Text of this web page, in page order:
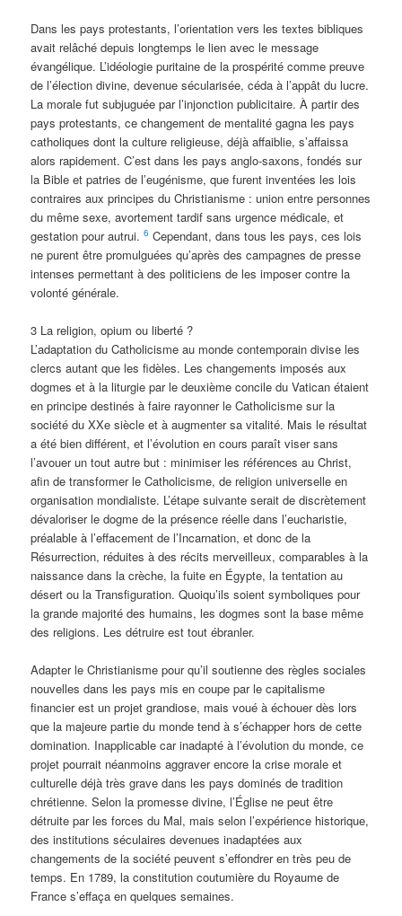
Dans les pays protestants, l’orientation vers les textes bibliques
avait relâché depuis longtemps le lien avec le message
évangélique. L’idéologie puritaine de la prospérité comme preuve
de l’élection divine, devenue sécularisée, céda à l’appât du lucre.
La morale fut subjuguée par l’injonction publicitaire. À partir des
pays protestants, ce changement de mentalité gagna les pays
catholiques dont la culture religieuse, déjà affaiblie, s’affaissa
alors rapidement. C’est dans les pays anglo-saxons, fondés sur
la Bible et patries de l’eugénisme, que furent inventées les lois
contraires aux principes du Christianisme : union entre personnes
du même sexe, avortement tardif sans urgence médicale, et
gestation pour autrui.6 Cependant, dans tous les pays, ces lois
ne purent être promulguées qu’après des campagnes de presse
intenses permettant à des politiciens de les imposer contre la
volonté générale.
3 La religion, opium ou liberté ?
L’adaptation du Catholicisme au monde contemporain divise les
clercs autant que les fidèles. Les changements imposés aux
dogmes et à la liturgie par le deuxième concile du Vatican étaient
en principe destinés à faire rayonner le Catholicisme sur la
société du XXe siècle et à augmenter sa vitalité. Mais le résultat
a été bien différent, et l’évolution en cours paraît viser sans
l’avouer un tout autre but : minimiser les références au Christ,
afin de transformer le Catholicisme, de religion universelle en
organisation mondialiste. L’étape suivante serait de discrètement
dévaloriser le dogme de la présence réelle dans l’eucharistie,
préalable à l’effacement de l’Incarnation, et donc de la
Résurrection, réduites à des récits merveilleux, comparables à la
naissance dans la crèche, la fuite en Égypte, la tentation au
désert ou la Transfiguration. Quoiqu’ils soient symboliques pour
la grande majorité des humains, les dogmes sont la base même
des religions. Les détruire est tout ébranler.
Adapter le Christianisme pour qu’il soutienne des règles sociales
nouvelles dans les pays mis en coupe par le capitalisme
financier est un projet grandiose, mais voué à échouer dès lors
que la majeure partie du monde tend à s’échapper hors de cette
domination. Inapplicable car inadapté à l’évolution du monde, ce
projet pourrait néanmoins aggraver encore la crise morale et
culturelle déjà très grave dans les pays dominés de tradition
chrétienne. Selon la promesse divine, l’Église ne peut être
détruite par les forces du Mal, mais selon l’expérience historique,
des institutions séculaires devenues inadaptées aux
changements de la société peuvent s’effondrer en très peu de
temps. En 1789, la constitution coutumière du Royaume de
France s’effaça en quelques semaines.